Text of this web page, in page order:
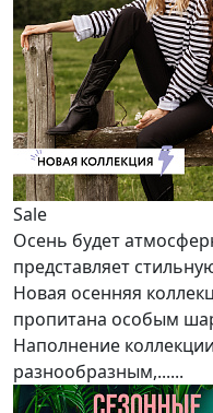
Sale
Осень будет
представляет
Новая осенняя
пропитана особым
Наполнение
разнообразным,......